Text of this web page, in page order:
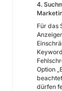
4.
Für das
Option
dürfen